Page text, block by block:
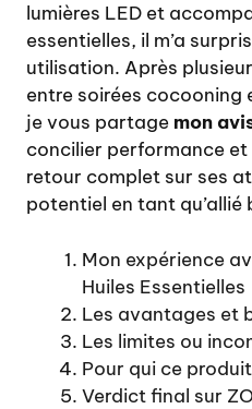
lumières LED et
essentielles, il m’a
utilisation. Après
entre soirées cocooning
je vous partage mon
concilier performance
retour complet sur ses
potentiel en tant
Mon expérience
Huiles Essentielles
Les avantages et
Les limites ou
Pour qui ce
Verdict final sur